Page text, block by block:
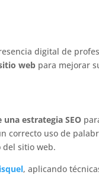
digital de
web para mejorar
estrategia SEO
correcto uso de
del sitio web.
, aplicando